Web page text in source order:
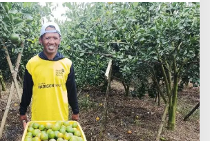
o
g
r
a
m
M
G
D
i
r